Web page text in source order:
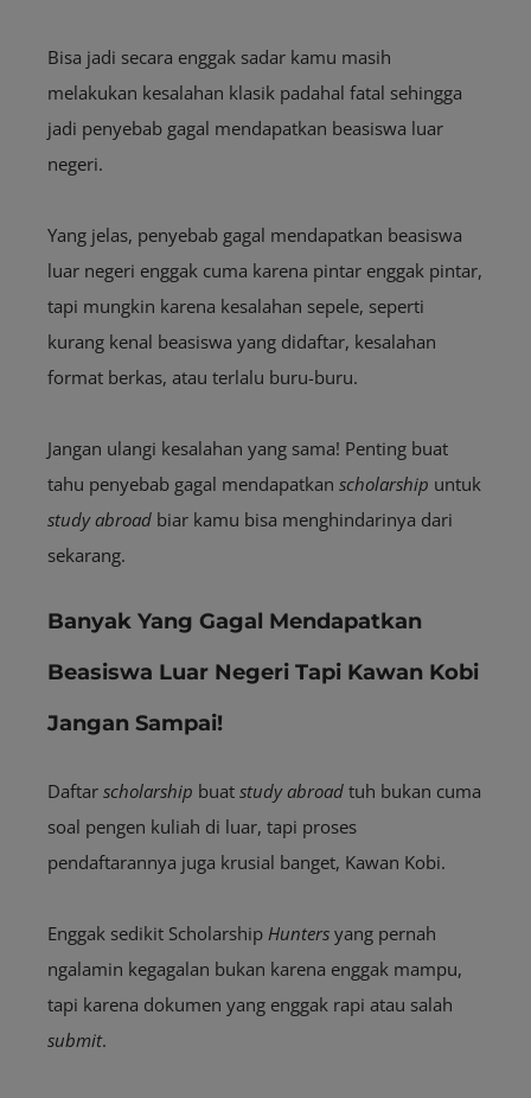
Bisa jadi secara enggak sadar kamu masih
melakukan kesalahan klasik padahal fatal sehingga
jadi penyebab gagal mendapatkan beasiswa luar
negeri.
Yang jelas, penyebab gagal mendapatkan beasiswa
luar negeri enggak cuma karena pintar enggak pintar,
tapi mungkin karena kesalahan sepele, seperti
kurang kenal beasiswa yang didaftar, kesalahan
format berkas, atau terlalu buru-buru.
Jangan ulangi kesalahan yang sama! Penting buat
tahu penyebab gagal mendapatkan scholarship untuk
study abroad biar kamu bisa menghindarinya dari
sekarang.
Banyak Yang Gagal Mendapatkan
Beasiswa Luar Negeri Tapi Kawan Kobi
Jangan Sampai!
Daftar scholarship buat study abroad tuh bukan cuma
soal pengen kuliah di luar, tapi proses
pendaftarannya juga krusial banget, Kawan Kobi.
Enggak sedikit Scholarship Hunters yang pernah
ngalamin kegagalan bukan karena enggak mampu,
tapi karena dokumen yang enggak rapi atau salah
submit.